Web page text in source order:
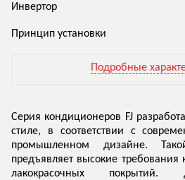
Инвертор
Принцип установки
Подробные
Серия кондиционеров FJ
стиле, в соответствии с
промышленном дизайне.
предъявляет высокие требования
лакокрасочных покрытий.